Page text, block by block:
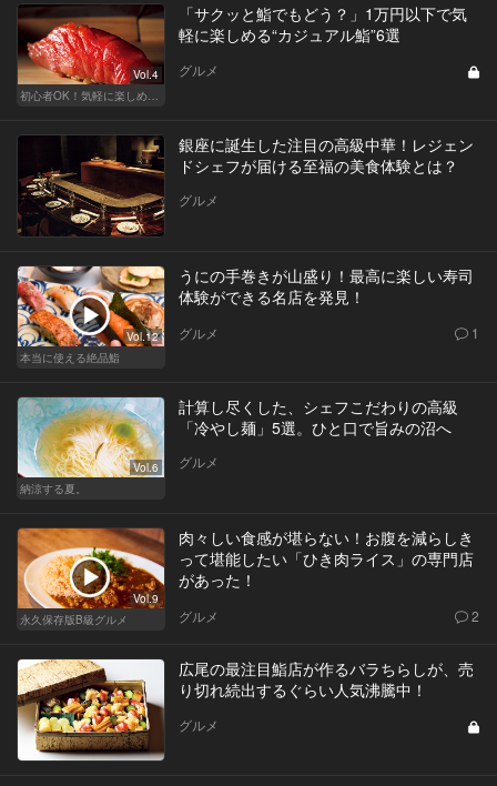
Vol.4
「サクッと鮨でもどう？」1万円以下で気
軽に楽しめる“カジュアル鮨”6選
グルメ
銀座に誕生した注目の高級中華！レジェン
ドシェフが届ける至福の美食体験とは？
グルメ
Vol.12
本当に使える絶品鮨
うにの手巻きが山盛り！最高に楽しい寿司
体験ができる名店を発見！
グルメ 1
Vol.6
納涼する夏。
計算し尽くした、シェフこだわりの高級
「冷やし麺」5選。ひと口で旨みの沼へ
グルメ
Vol.9
永久保存版B級グルメ
肉々しい食感が堪らない！お腹を減らしき
って堪能したい「ひき肉ライス」の専門店
があった！
グルメ 2
広尾の最注目鮨店が作るバラちらしが、売
り切れ続出するぐらい人気沸騰中！
グルメ